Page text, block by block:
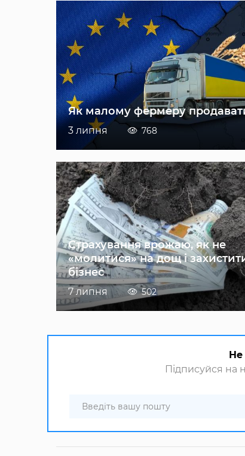
Як малому фермеру
3 липня 768
Страхування врожаю, як не
«молитися» на дощ і
бізнес
7 липня 502
Не
Підписуйся на